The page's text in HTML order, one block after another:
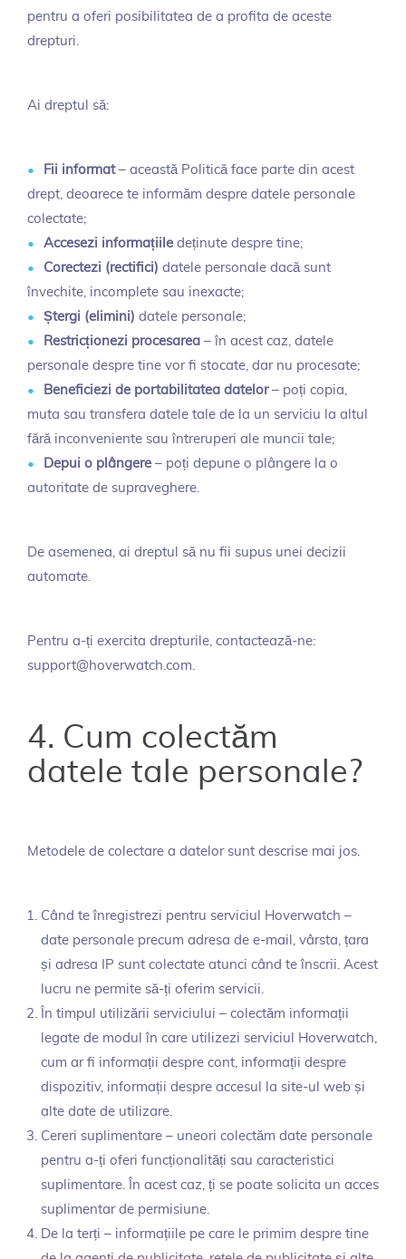
pentru a oferi posibilitatea de a profita de aceste
drepturi.
Ai dreptul să:
Fii informat– această Politică face parte din acest
drept, deoarece te informăm despre datele personale
colectate;
Accesezi informațiile deținute despre tine;
Corectezi (rectifici) datele personale dacă sunt
învechite, incomplete sau inexacte;
Ștergi (elimini) datele personale;
Restricționezi procesarea – în acest caz, datele
personale despre tine vor fi stocate, dar nu procesate;
Beneficiezi de portabilitatea datelor– poți copia,
muta sau transfera datele tale de la un serviciu la altul
fără inconveniente sau întreruperi ale muncii tale;
Depui o plângere – poți depune o plângere la o
autoritate de supraveghere.
De asemenea, ai dreptul să nu fii supus unei decizii
automate.
Pentru a-ți exercita drepturile, contactează-ne:
support@hoverwatch.com.
4. Cum colectăm
datele tale personale?
Metodele de colectare a datelor sunt descrise mai jos.
Când te înregistrezi pentru serviciul Hoverwatch –
date personale precum adresa de e-mail, vârsta, țara
și adresa IP sunt colectate atunci când te înscrii. Acest
lucru ne permite să-ți oferim servicii.
În timpul utilizării serviciului – colectăm informații
legate de modul în care utilizezi serviciul Hoverwatch,
cum ar fi informații despre cont, informații despre
dispozitiv, informații despre accesul la site-ul web și
alte date de utilizare.
Cereri suplimentare – uneori colectăm date personale
pentru a-ți oferi funcționalități sau caracteristici
suplimentare. În acest caz, ți se poate solicita un acces
suplimentar de permisiune.
De la terți – informațiile pe care le primim despre tine